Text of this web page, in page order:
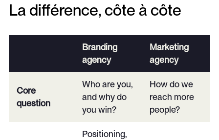
La différence, côte à côte
Branding
agency
Marketing
agency
Core
question
Who are you,
and why do
you win?
How do we
reach more
people?
Positioning,